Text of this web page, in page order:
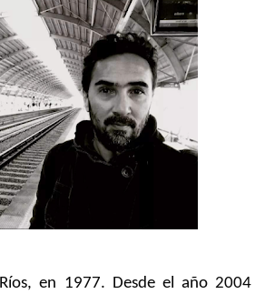
en 1977. Desde el año 2004